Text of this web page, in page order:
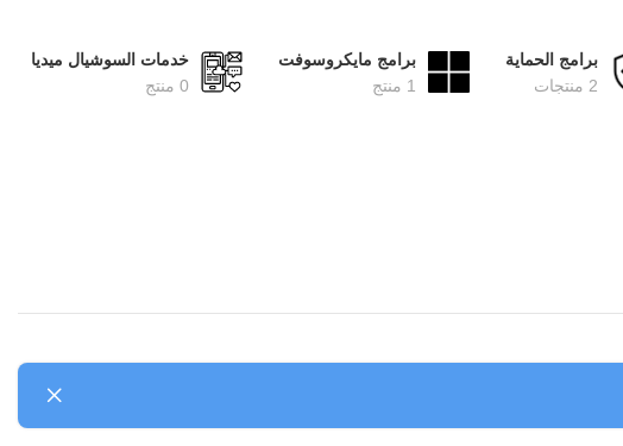
برامج الحماية
2 منتجات
برامج مايكروسوفت
1 منتج
خدمات السوشيال ميديا
0 منتج